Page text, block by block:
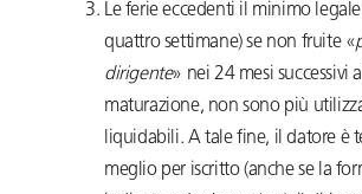
Le ferie eccedenti il minimo
quattro settimane) se non fruite «
dirigente» nei 24 mesi successivi
maturazione, non sono più
liquidabili. A tale fine, il datore è
meglio per iscritto (anche se la